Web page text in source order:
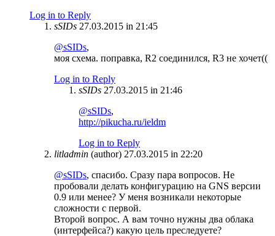
Log in to Reply
sSIDs 27.03.2015 in 21:45
@sSIDs,
моя схема. поправка, R2 соединился, R3 не хочет((
Log in to Reply
sSIDs 27.03.2015 in 21:46
@sSIDs,
http://pikucha.ru/ieldm
Log in to Reply
litladmin (author) 27.03.2015 in 22:20
@sSIDs, спасибо. Сразу пара вопросов. Не
пробовали делать конфигурацию на GNS версии
0.9 или менее? У меня возникали некоторые
сложности с первой.
Второй вопрос. А вам точно нужны два облака
(интерфейса?) какую цель преследуете?